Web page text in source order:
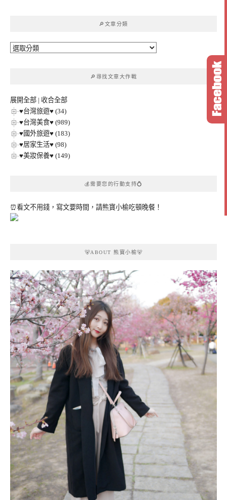
🔎文章分類
🔎
🔎尋找文章大作戰
展開全部 | 收合全部
♥台灣旅遊♥ (34)
♥台灣美食♥ (989)
♥國外旅遊♥ (183)
♥居家生活♥ (98)
♥美妝保養♥ (149)
💰需要您的行動支持💍
⏰看文不用錢，寫文要時間，請熊寶小榆吃頓晚餐！
🐻ABOUT 熊寶小榆🐻